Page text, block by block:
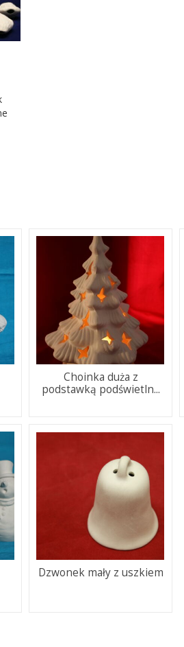
Choinka duża z
podstawką podświetln...
Dzwonek mały z uszkiem